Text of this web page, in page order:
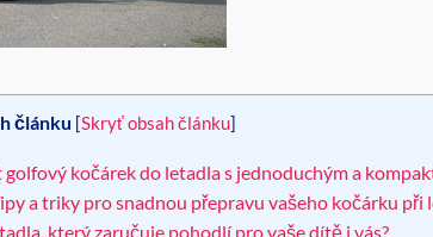
článku [Skryť obsah článku]
kočárek do letadla s jednoduchým a
a triky pro snadnou přepravu vašeho kočárku při
který zaručuje pohodlí pro vaše dítě i vás?